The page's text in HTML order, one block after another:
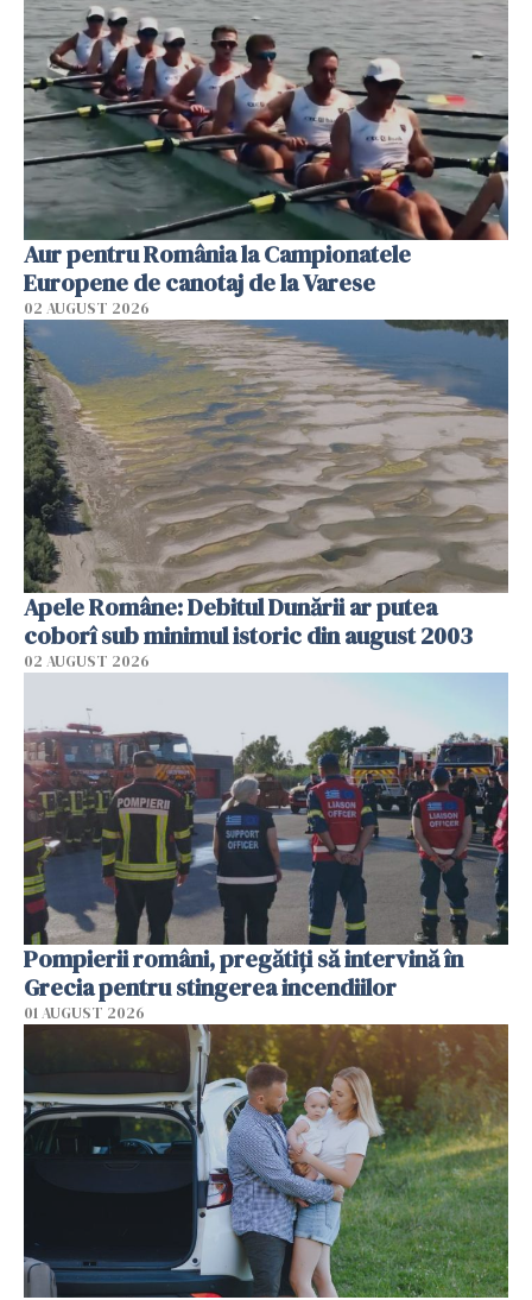
Aur pentru România la Campionatele
Europene de canotaj de la Varese
02 AUGUST 2026
Apele Române: Debitul Dunării ar putea
coborî sub minimul istoric din august 2003
02 AUGUST 2026
Pompierii români, pregătiţi să intervină în
Grecia pentru stingerea incendiilor
01 AUGUST 2026